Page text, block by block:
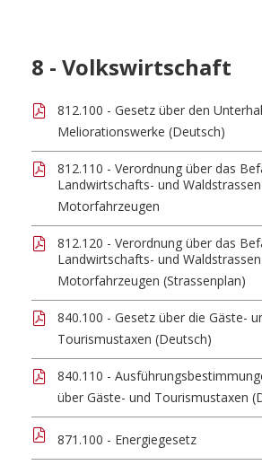
8 - Volkswirtschaft
812.100 - Gesetz über den
Meliorationswerke (Deutsch)
812.110 - Verordnung über das
Landwirtschafts- und
Motorfahrzeugen
812.120 - Verordnung über das
Landwirtschafts- und
Motorfahrzeugen (Strassenplan)
840.100 - Gesetz über die Gäste-
Tourismustaxen (Deutsch)
840.110 -
über Gäste- und Tourismustaxen
871.100 - Energiegesetz